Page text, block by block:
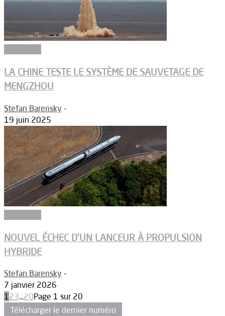
LA CHINE TESTE LE SYSTÈME DE SAUVETAGE DE
MENGZHOU
Stefan Barensky -
19 juin 2025
NOUVEL ÉCHEC D’UN LANCEUR À PROPULSION
HYBRIDE
Stefan Barensky -
7 janvier 2026
123...20Page 1 sur 20
Télécharger le dernier numéro